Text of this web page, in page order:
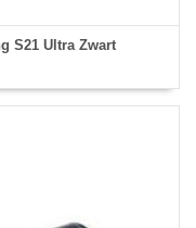
S21 Ultra Zwart